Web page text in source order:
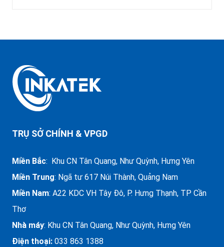
TRỤ SỞ CHÍNH & VPGD
Miền Bắc: Khu CN Tân Quang, Như Quỳnh, Hưng Yên
Miền Trung: Ngã tư 617 Núi Thành, Quảng Nam
Miền Nam: A22 KDC VH Tây Đô, P. Hưng Thạnh, TP Cần
Thơ
Nhà máy: Khu CN Tân Quang, Như Quỳnh, Hưng Yên
Điện thoại: 033 863 1388